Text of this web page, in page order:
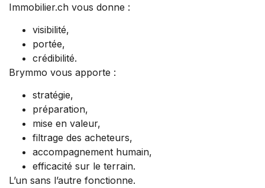
Immobilier.ch vous donne :
visibilité,
portée,
crédibilité.
Brymmo vous apporte :
stratégie,
préparation,
mise en valeur,
filtrage des acheteurs,
accompagnement humain,
efficacité sur le terrain.
L’un sans l’autre fonctionne.